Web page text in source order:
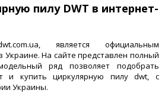
пилу DWT в интернет-
является официальным
Украине. На сайте представлен полный
ряд позволяет подобрать
и купить циркулярную пилу dwt, с
Украины.